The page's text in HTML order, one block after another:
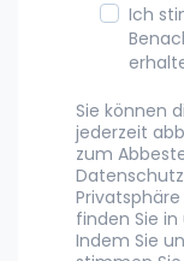
Ich
Sie können
jederzeit
zum
finden Sie
Indem Sie